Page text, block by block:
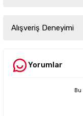
yetersiz gördüğünüz
iletebilirsiniz.
Ürün resmi kalitesiz,
Ürün fiyatı diğer
Alışveriş Deneyimi
Yorumlar
Bu